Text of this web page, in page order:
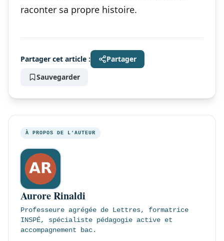
raconter sa propre histoire.
Partager cet article :
Partager
Sauvegarder
À PROPOS DE L'AUTEUR
Aurore Rinaldi
Professeure agrégée de Lettres, formatrice
INSPÉ, spécialiste pédagogie active et
accompagnement bac.